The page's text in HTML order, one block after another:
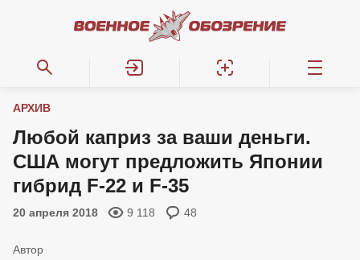
АРХИВ
Любой каприз за ваши деньги.
США могут предложить Японии
гибрид F-22 и F-35
20 апреля 2018 9 118 48